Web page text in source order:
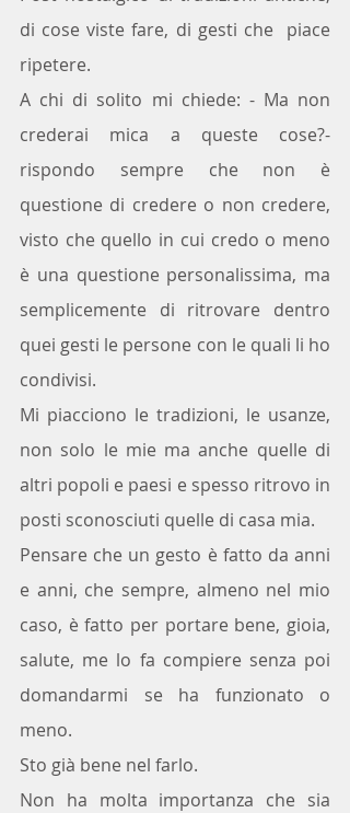
di cose viste fare, di gesti che  piace
ripetere.
A chi di solito mi chiede: - Ma non
crederai mica a queste cose?-
rispondo sempre che non è
questione di credere o non credere,
visto che quello in cui credo o meno
è una questione personalissima, ma
semplicemente di ritrovare dentro
quei gesti le persone con le quali li ho
condivisi.
Mi piacciono le tradizioni, le usanze,
non solo le mie ma anche quelle di
altri popoli e paesi e spesso ritrovo in
posti sconosciuti quelle di casa mia.
Pensare che un gesto è fatto da anni
e anni, che sempre, almeno nel mio
caso, è fatto per portare bene, gioia,
salute, me lo fa compiere senza poi
domandarmi se ha funzionato o
meno.
Sto già bene nel farlo.
Non ha molta importanza che sia